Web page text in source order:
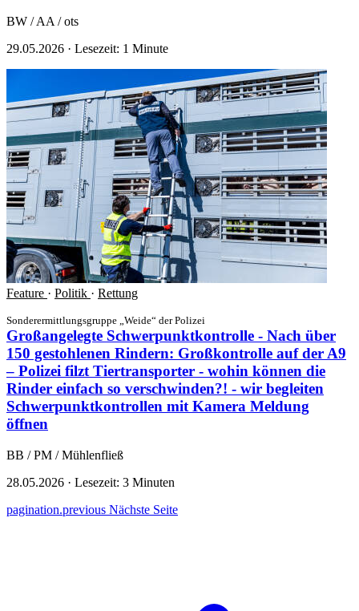
BW / AA / ots
29.05.2026 · Lesezeit: 1 Minute
Feature · Politik · Rettung
Sonderermittlungsgruppe „Weide“ der Polizei
Großangelegte Schwerpunktkontrolle - Nach über
150 gestohlenen Rindern: Großkontrolle auf der A9
– Polizei filzt Tiertransporter - wohin können die
Rinder einfach so verschwinden?! - wir begleiten
Schwerpunktkontrollen mit Kamera Meldung
öffnen
BB / PM / Mühlenfließ
28.05.2026 · Lesezeit: 3 Minuten
pagination.previous Nächste Seite